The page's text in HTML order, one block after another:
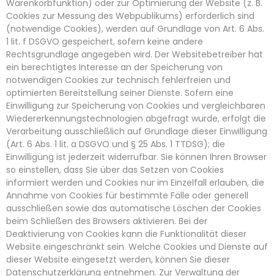
Warenkorbfunktion) oder zur Optimierung der Website (z. B.
Cookies zur Messung des Webpublikums) erforderlich sind
(notwendige Cookies), werden auf Grundlage von Art. 6 Abs.
1 lit. f DSGVO gespeichert, sofern keine andere
Rechtsgrundlage angegeben wird. Der Websitebetreiber hat
ein berechtigtes Interesse an der Speicherung von
notwendigen Cookies zur technisch fehlerfreien und
optimierten Bereitstellung seiner Dienste. Sofern eine
Einwilligung zur Speicherung von Cookies und vergleichbaren
Wiedererkennungstechnologien abgefragt wurde, erfolgt die
Verarbeitung ausschließlich auf Grundlage dieser Einwilligung
(Art. 6 Abs. 1 lit. a DSGVO und § 25 Abs. 1 TTDSG); die
Einwilligung ist jederzeit widerrufbar. Sie können Ihren Browser
so einstellen, dass Sie über das Setzen von Cookies
informiert werden und Cookies nur im Einzelfall erlauben, die
Annahme von Cookies für bestimmte Fälle oder generell
ausschließen sowie das automatische Löschen der Cookies
beim Schließen des Browsers aktivieren. Bei der
Deaktivierung von Cookies kann die Funktionalität dieser
Website eingeschränkt sein. Welche Cookies und Dienste auf
dieser Website eingesetzt werden, können Sie dieser
Datenschutzerklärung entnehmen. Zur Verwaltung der